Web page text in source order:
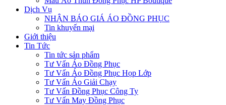
Dịch Vụ
NHẬN BÁO GIÁ ÁO ĐỒNG PHỤC
Tin khuyến mại
Giới thiệu
Tin Tức
Tin tức sản phẩm
Tư Vấn Áo Đồng Phục
Tư Vấn Áo Đồng Phục Họp Lớp
Tư Vấn Áo Giải Chạy
Tư Vấn Đồng Phục Công Ty
Tư Vấn May Đồng Phục